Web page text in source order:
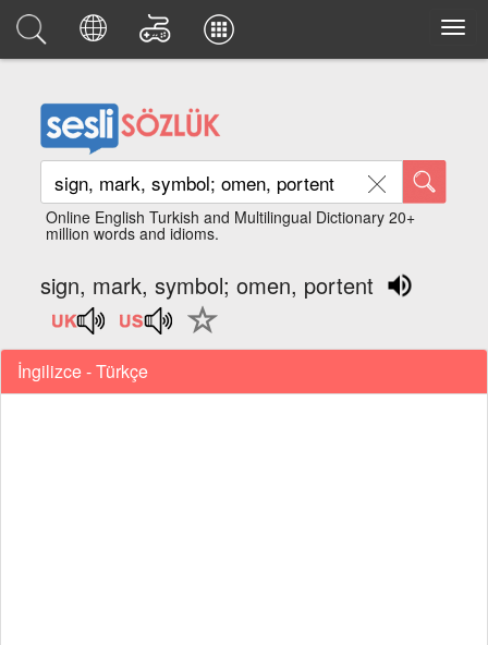
Online English Turkish and Multilingual Dictionary 20+
million words and idioms.
sign, mark, symbol; omen, portent
İngilizce - Türkçe